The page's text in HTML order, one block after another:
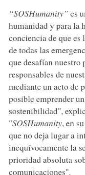
“SOSHumanity” es
humanidad y para la
conciencia de que es
de todas las
que desafían nuestro
responsables de
mediante un acto de
posible emprender
sostenibilidad",
"SOSHumanity, en
que no deja lugar a
inequívocamente la
prioridad absoluta
comunicaciones".